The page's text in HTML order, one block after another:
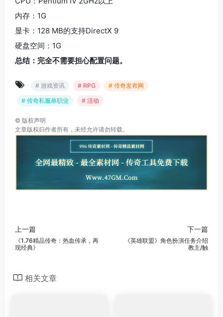
内存：1G
显卡：128 MB的支持DirectX 9
硬盘空间：1G
总结：完全不需要担心配置问题。
# 游戏资讯 # RPG
# 传奇发布网
# 传奇私服单职业
# 活动
© 版权声明
文章版权归作者所有，未经允许请勿转载。
上一篇
《1.76精品传奇：热血传承，再
现经典》
下一篇
《英雄联盟》角色扮演任务介绍
教主/触
相关文章